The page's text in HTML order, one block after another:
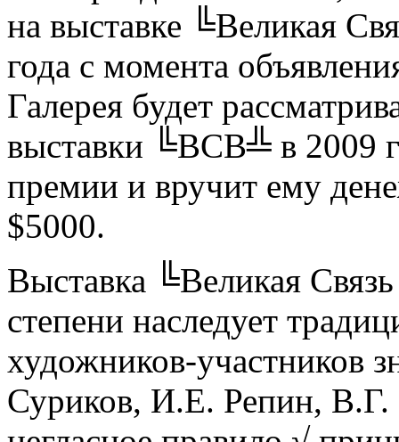
на выставке ╚Великая
года с момента
Галерея будет
выставки ╚ВСВ╩ в 2009
премии и вручит ему
$5000.
Выставка ╚Великая
степени наследует
художников-участников
Суриков, И.Е. Репин, В.Г.